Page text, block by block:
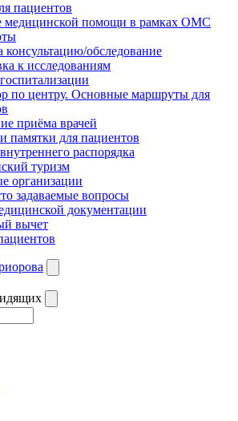
пациентов
медицинской помощи в рамках ОМС
консультацию/обследование
к исследованиям
по центру. Основные маршруты для
приёма врачей
памятки для пациентов
распорядка
туризм
организации
задаваемые вопросы
документации
вычет